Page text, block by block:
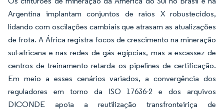
Argentina implantam conjuntos de raios X robustecidos,
lidando com oscilações cambiais que atrasam as atualizações
de frota. A África registra focos de crescimento na mineração
sul-africana e nas redes de gás egípcias, mas a escassez de
centros de treinamento retarda os pipelines de certificação.
Em meio a esses cenários variados, a convergência dos
reguladores em torno da ISO 17636-2 e dos arquivos
DICONDE apoia a reutilização transfronteiriça de